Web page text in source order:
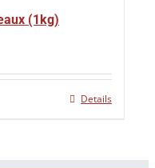
(1kg)
Details